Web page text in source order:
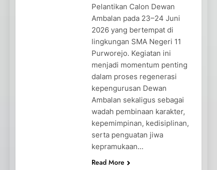
Pelantikan Calon Dewan
Ambalan pada 23–24 Juni
2026 yang bertempat di
lingkungan SMA Negeri 11
Purworejo. Kegiatan ini
menjadi momentum penting
dalam proses regenerasi
kepengurusan Dewan
Ambalan sekaligus sebagai
wadah pembinaan karakter,
kepemimpinan, kedisiplinan,
serta penguatan jiwa
kepramukaan…
Read More